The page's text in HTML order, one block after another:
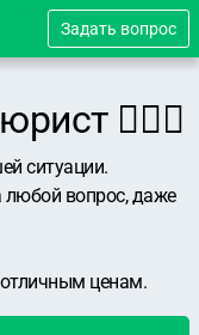
Задать вопрос
👨🏻‍⚖️
ситуации.
вопрос, даже
отличным ценам.